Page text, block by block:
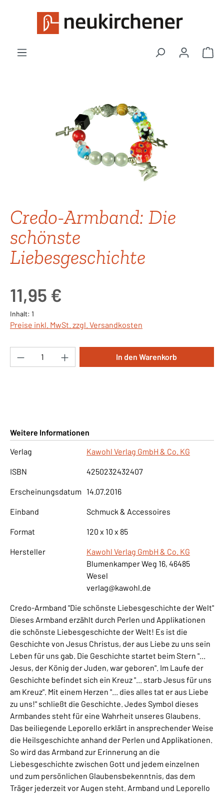
Zum Hauptinhalt springen
Credo-Armband: Die
schönste
Liebesgeschichte
11,95 €
Inhalt: 1
Preise inkl. MwSt. zzgl. Versandkosten
Produkt Anzahl: Gib den gewünschten
In den Warenkorb
Weitere Informationen
Verlag
Kawohl Verlag GmbH & Co. KG
ISBN 4250232432407
Erscheinungsdatum 14.07.2016
Einband Schmuck & Accessoires
Format 120 x 10 x 85
Hersteller
Kawohl Verlag GmbH & Co. KG
Blumenkamper Weg 16, 46485
Wesel
verlag@kawohl.de
Credo-Armband "Die schönste Liebesgeschichte der Welt"
Dieses Armband erzählt durch Perlen und Applikationen
die schönste Liebesgeschichte der Welt! Es ist die
Geschichte von Jesus Christus, der aus Liebe zu uns sein
Leben für uns gab. Die Geschichte startet beim Stern "...
Jesus, der König der Juden, war geboren". Im Laufe der
Geschichte befindet sich ein Kreuz "... starb Jesus für uns
am Kreuz". Mit einem Herzen "... dies alles tat er aus Liebe
zu uns!" schließt die Geschichte. Jedes Symbol dieses
Armbandes steht für eine Wahrheit unseres Glaubens.
Das beiliegende Leporello erklärt in ansprechender Weise
die Heilsgeschichte anhand der Perlen und Applikationen.
So wird das Armband zur Erinnerung an die
Liebesgeschichte zwischen Gott und jedem einzelnen
und zum persönlichen Glaubensbekenntnis, das dem
Träger jederzeit vor Augen steht. Armband und Leporello